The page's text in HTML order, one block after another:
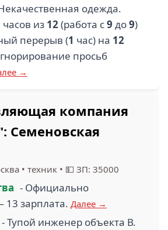
одежда.
часов из 12(работа с9 до9)
перерыв (1 час) на 12
просьб
→
компания
Семеновская
• техник • 💵 ЗП: 35000
- Официально
зарплата. Далее →
- Тупой инженер объекта В.